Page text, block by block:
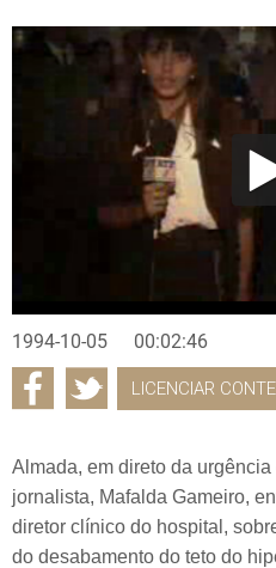
1994-10-05 00:02:46
LICENCIAR
Almada, em direto da
jornalista, Mafalda Gameiro,
diretor clínico do hospital,
do desabamento do teto do